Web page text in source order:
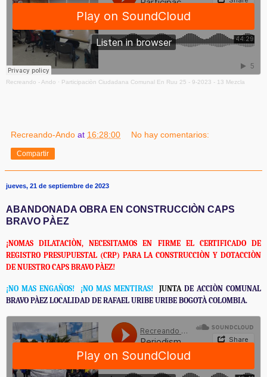
Recreando - Ando · Participaciòn Ciudadana Comunal En Ruu 25 - 9-2023 - 13 Mezcla
Recreando-Ando at 16:28:00 No hay comentarios:
Compartir
jueves, 21 de septiembre de 2023
ABANDONADA OBRA EN CONSTRUCCIÒN CAPS
BRAVO PÀEZ
¡NOMAS DILATACIÒN, NECESITAMOS EN FIRME EL CERTIFICADO DE
REGISTRO PRESUPUESTAL (CRP) PARA LA CONSTRUCCIÒN Y DOTACCIÒN
DE NUESTRO CAPS BRAVO PÀEZ!
¡NO MAS ENGAÑOS! ¡NO MAS MENTIRAS! JUNTA DE ACCIÒN COMUNAL
BRAVO PÀEZ LOCALIDAD DE RAFAEL URIBE URIBE BOGOTÀ COLOMBIA.